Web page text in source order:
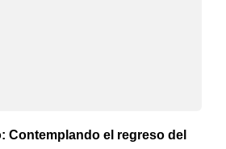
Contemplando el regreso del